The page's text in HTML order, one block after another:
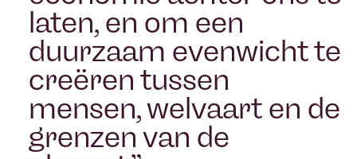
laten, en om een
duurzaam evenwicht te
creëren tussen
mensen, welvaart en de
grenzen van de